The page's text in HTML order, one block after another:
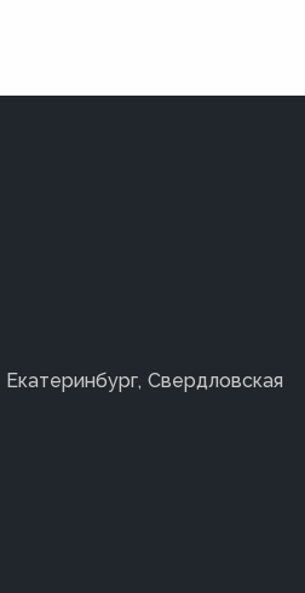
Екатеринбург, Свердловская